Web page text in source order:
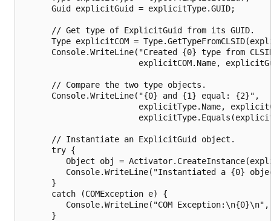
      Guid explicitGuid = explicitType.GUID;
      // Get type of ExplicitGuid from its GUID.
Type explicitCOM =
Console.WriteLine("Created {0} type from
explicitCOM.Name,
      // Compare the two type objects.
      Console.WriteLine("{0} and {1} equal: {2}",
explicitType.Name,
      // Instantiate an ExplicitGuid object.
      try {
Object obj =
Console.WriteLine("Instantiated a {0}
      }
      catch (COMException e) {
Console.WriteLine("COM
      }